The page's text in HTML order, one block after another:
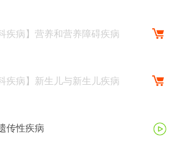
疾病】营养和营养障碍疾病
疾病】新生儿与新生儿疾病
传性疾病